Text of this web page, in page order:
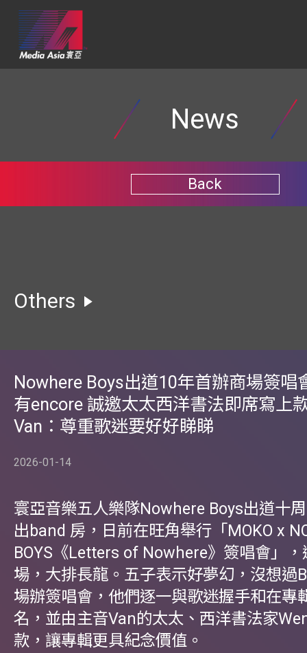
News
Back
Others
Nowhere Boys出道10年首辦商場簽唱
有encore 誠邀太太西洋書法即席寫上
Van：尊重歌迷要好好睇睇
2026-01-14
寰亞音樂五人樂隊Nowhere Boys出道十
出band 房，日前在旺角舉行「MOKO x
BOYS《Letters of Nowhere》簽唱會」
場，大排長龍。五子表示好夢幻，沒想過
場辦簽唱會，他們逐一與歌迷握手和在專
名，並由主音Van的太太、西洋書法家
款，讓專輯更具紀念價值。